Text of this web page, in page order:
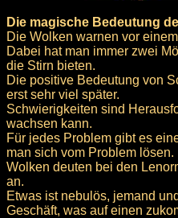
Die magische Bedeutung
Die Wolken warnen vor
Dabei hat man immer zwei
die Stirn bieten.
Die positive Bedeutung von
erst sehr viel später.
Schwierigkeiten sind
wachsen kann.
Für jedes Problem gibt es
man sich vom Problem lösen.
Wolken deuten bei den
an.
Etwas ist nebulös, jemand
Geschäft, was auf einen